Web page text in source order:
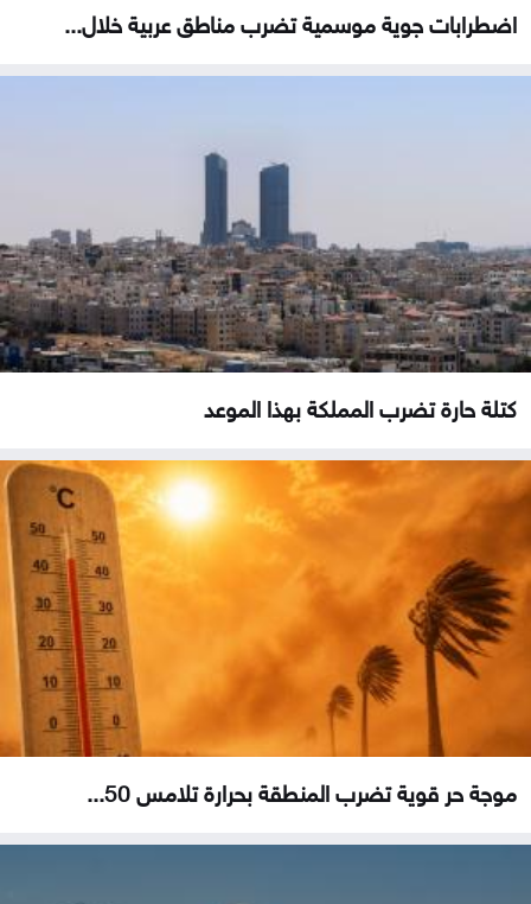
اضطرابات جوية موسمية تضرب مناطق عربية خلال...
كتلة حارة تضرب المملكة بهذا الموعد
موجة حر قوية تضرب المنطقة بحرارة تلامس 50...